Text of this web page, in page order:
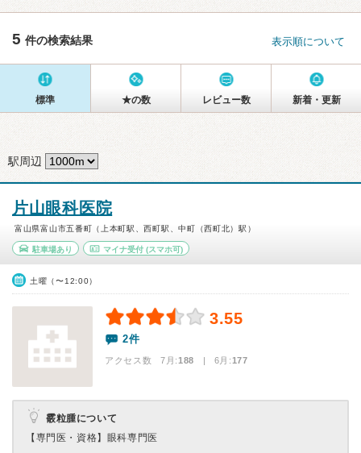
5 件の検索結果 表示順について
標準 ★の数 レビュー数 新着・更新
駅周辺
片山眼科医院
富山県富山市五番町（上本町駅、西町駅、中町（西町北）駅）
駐車場あり マイナ受付(スマホ可)
土曜（〜12:00）
3.55
2件
アクセス数 7月:188 | 6月:177
霰粒腫について
【専門医・資格】 眼科専門医